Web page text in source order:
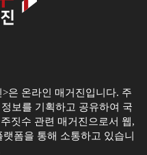
은 온라인 매거진입니다. 주
보를 기획하고 공유하여 국
짓수 관련 매거진으로서 웹,
폼을 통해 소통하고 있습니